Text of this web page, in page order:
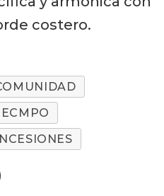
costero.
ECMPO